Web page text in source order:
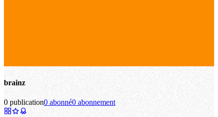
brainz
0 publication0 abonné0 abonnement